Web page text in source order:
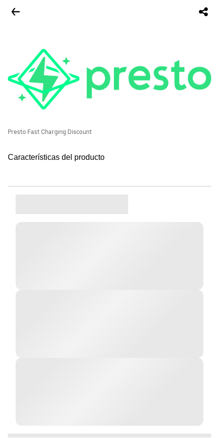
Presto Fast Charging Discount
Características del producto